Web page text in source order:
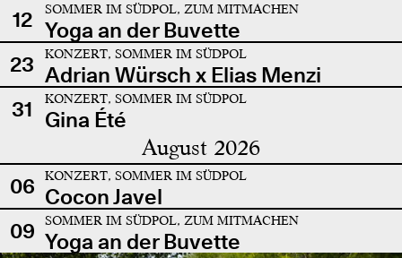
12 SOMMER IM SÜDPOL, ZUM MITMACHEN
Yoga an der Buvette
23
KONZERT, SOMMER IM SÜDPOL
Adrian Würsch x Elias Menzi
31
KONZERT, SOMMER IM SÜDPOL
Gina Été
August 2026
06 KONZERT, SOMMER IM SÜDPOL
Cocon Javel
09
SOMMER IM SÜDPOL, ZUM MITMACHEN
Yoga an der Buvette